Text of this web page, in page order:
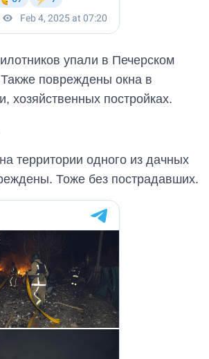
упали в Печерском
повреждены окна в
хозяйственных постройках.
территории одного из дачных
Тоже без пострадавших.